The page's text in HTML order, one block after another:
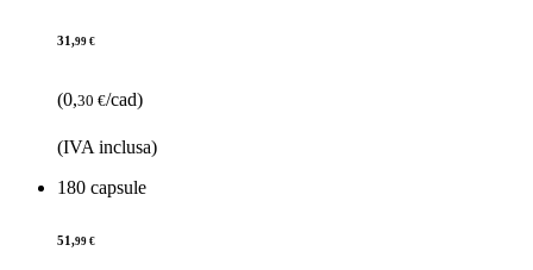
31,99 €
(0,30 €/cad)
(IVA inclusa)
180 capsule
51,99 €